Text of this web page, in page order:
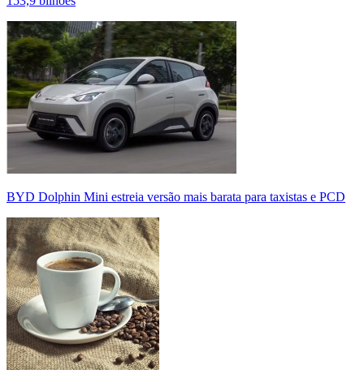
BYD Dolphin Mini estreia versão mais barata para taxistas e PCD